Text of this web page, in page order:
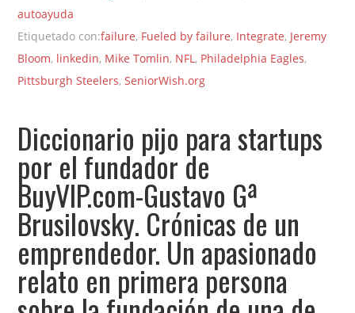
autoayuda
Etiquetado con:failure, Fueled by failure, Integrate, Jeremy
Bloom, linkedin, Mike Tomlin, NFL, Philadelphia Eagles,
Pittsburgh Steelers,SeniorWish.org
Diccionario pijo para startups
por el fundador de
BuyVIP.com-Gustavo Gª
Brusilovsky. Crónicas de un
emprendedor. Un apasionado
relato en primera persona